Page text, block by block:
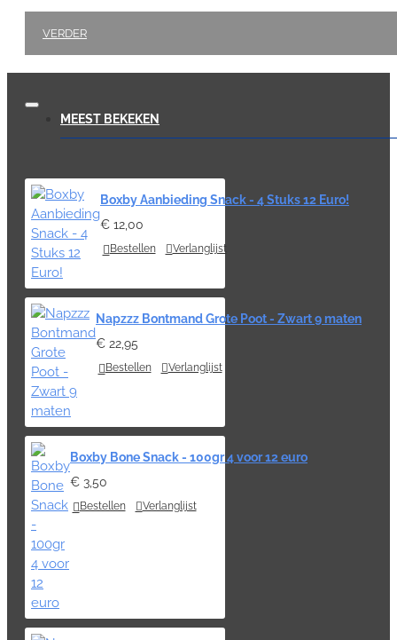
VERDER
MEEST BEKEKEN
Boxby Aanbieding Snack - 4 Stuks 12 Euro!
€ 12,00
Bestellen Verlanglijst
Napzzz Bontmand Grote Poot - Zwart 9 maten
€ 22,95
Bestellen Verlanglijst
Boxby Bone Snack - 100gr 4 voor 12 euro
€ 3,50
Bestellen Verlanglijst